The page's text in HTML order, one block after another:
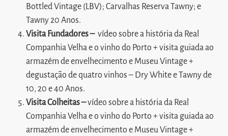
Bottled Vintage (LBV); Carvalhas Reserva Tawny; e
Tawny 20 Anos.
Visita Fundadores –vídeo sobre a história da Real
Companhia Velha e o vinho do Porto + visita guiada ao
armazém de envelhecimento e Museu Vintage +
degustação de quatro vinhos – Dry White e Tawny de
10, 20 e 40 Anos.
Visita Colheitas –vídeo sobre a história da Real
Companhia Velha e o vinho do Porto + visita guiada ao
armazém de envelhecimento e Museu Vintage +